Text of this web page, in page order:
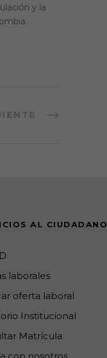
y la
AL CIUDADANO
laborales
oferta laboral
Institucional
Matrícula